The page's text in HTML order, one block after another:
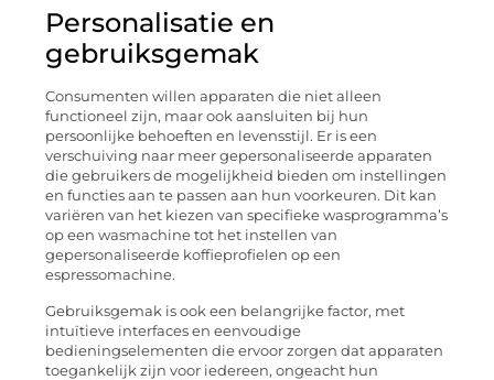
Personalisatie en
gebruiksgemak
Consumenten willen apparaten die niet alleen
functioneel zijn, maar ook aansluiten bij hun
persoonlijke behoeften en levensstijl. Er is een
verschuiving naar meer gepersonaliseerde apparaten
die gebruikers de mogelijkheid bieden om instellingen
en functies aan te passen aan hun voorkeuren. Dit kan
variëren van het kiezen van specifieke wasprogramma’s
op een wasmachine tot het instellen van
gepersonaliseerde koffieprofielen op een
espressomachine.
Gebruiksgemak is ook een belangrijke factor, met
intuïtieve interfaces en eenvoudige
bedieningselementen die ervoor zorgen dat apparaten
toegankelijk zijn voor iedereen, ongeacht hun